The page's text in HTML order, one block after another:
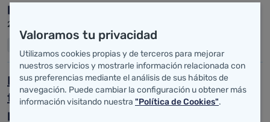
para mejorar la calidad asistencial
22 de febrero de 2019
El Hospital Virtual Valdecilla celebra entre
febrero y marzo cuatro ediciones del
programa de formación de instructores
Valoramos tu privacidad
Utilizamos cookies propias y de terceros para mejorar
nuestros servicios y mostrarle información relacionada con
sus preferencias mediante el análisis de sus hábitos de
navegación. Puede cambiar la configuración u obtener más
información visitando nuestra "Política de Cookies".